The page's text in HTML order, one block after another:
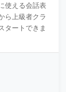
使える会話表
ら上級者クラ
タートできま